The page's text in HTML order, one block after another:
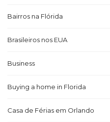
Bairros na Flórida
Brasileiros nos EUA
Business
Buying a home in Florida
Casa de Férias em Orlando